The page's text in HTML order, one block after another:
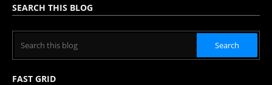
SEARCH THIS BLOG
FAST GRID